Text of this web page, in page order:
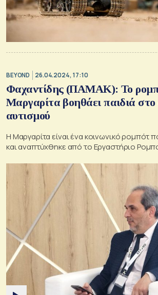
BEYOND 26.04.2024, 17:10
Φαχαντίδης (ΠΑΜΑΚ): Το
Μαργαρίτα βοηθάει παιδιά
αυτισμού
Η Μαργαρίτα είναι ένα κοινωνικό ρομπότ
και αναπτύχθηκε από το Εργαστήριο